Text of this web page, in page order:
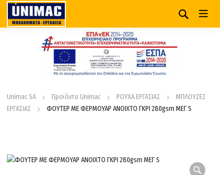
Unimac SA Προϊόντα Unimac ΡΟΥΧΑ ΕΡΓΑΣΙΑΣ
ΜΠΛΟΥΖΕΣ
ΕΡΓΑΣΙΑΣ
ΦΟΥΤΕΡ ΜΕ ΦΕΡΜΟΥΑΡ ΑΝΟΙΧΤΟ ΓΚΡΙ 280gsm ΜΕΓ S